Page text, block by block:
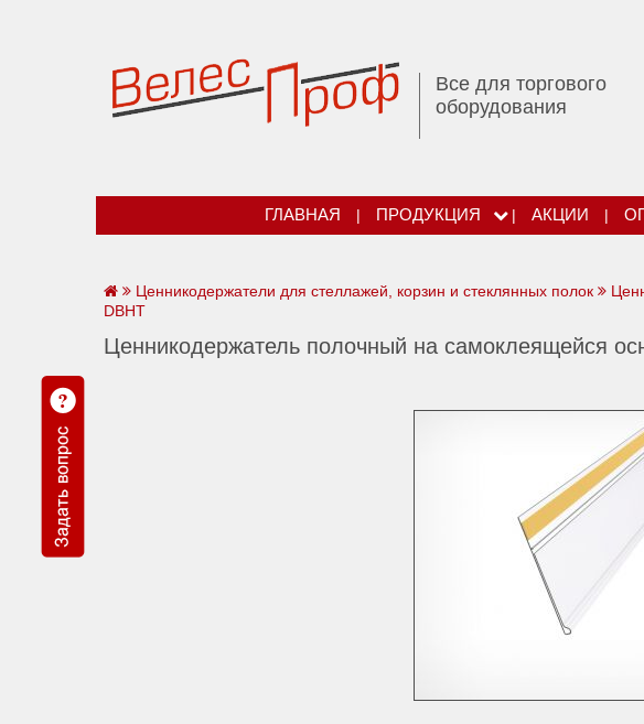
Все для торгового
оборудования
ГЛАВНАЯ | ПРОДУКЦИЯ | АКЦИИ |
Ценникодержатели для стеллажей, корзин и стеклянных полок
DBHT
Ценникодержатель полочный на самоклеящейся